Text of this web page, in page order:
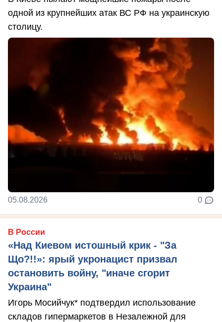
одной из крупнейших атак ВС РФ на украинскую
столицу.
05.08.2026 0
В России
«Над Киевом истошный крик - "За
Що?!!»: ярый укронацист призвал
остановить войну, "иначе сгорит
Украина"
Игорь Мосийчук* подтвердил использование
складов гипермаркетов в Незалежной для